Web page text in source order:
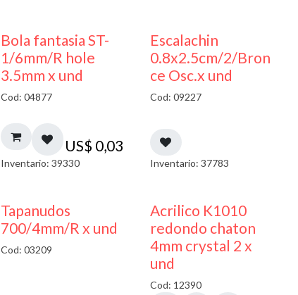
Bola fantasia ST-
1/6mm/R hole
3.5mm x und
Cod: 04877
US$ 0,03
Inventario: 39330
Escalachin
0.8x2.5cm/2/Bron
ce Osc.x und
Cod: 09227
Inventario: 37783
Tapanudos
700/4mm/R x und
Cod: 03209 50% DESCUENTO
Acrilico K1010
redondo chaton
4mm crystal 2 x
und
Cod: 12390